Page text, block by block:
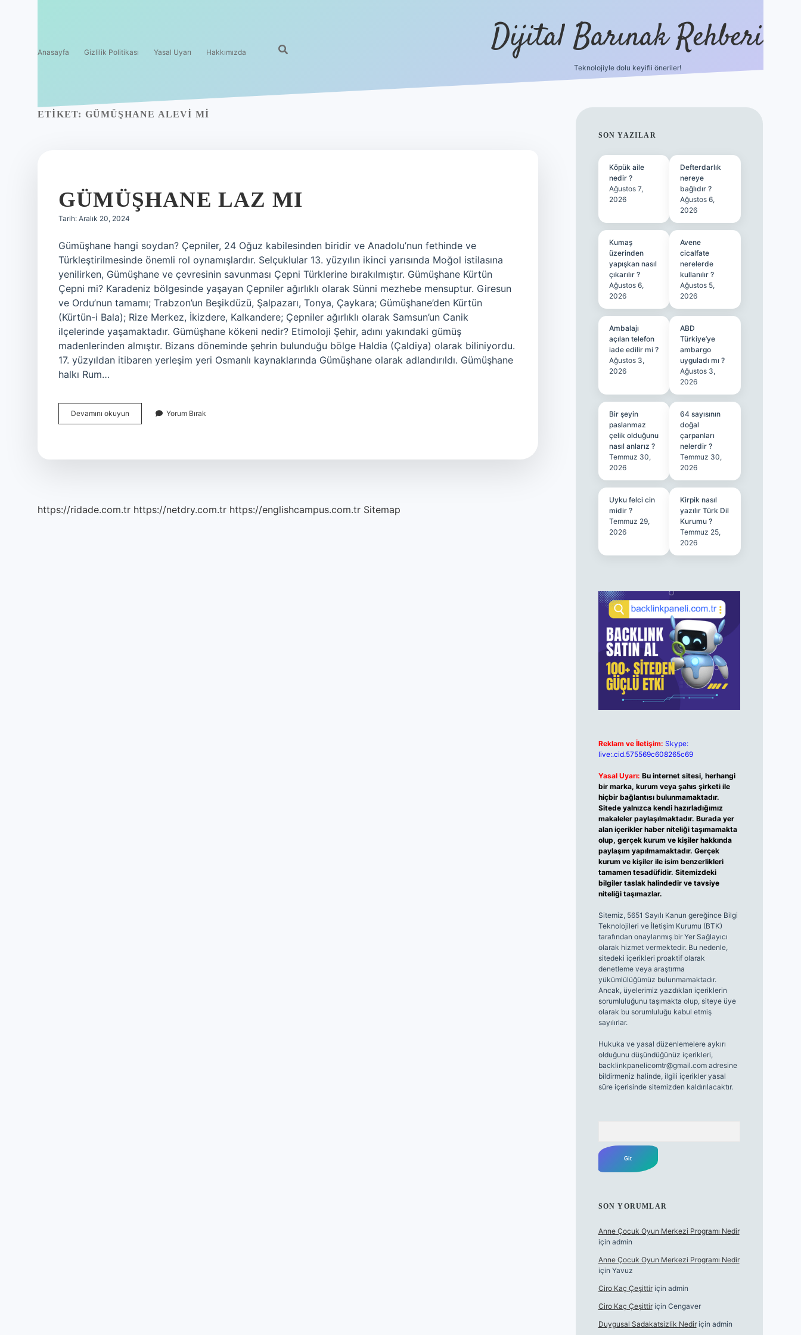
Anasayfa Gizlilik Politikası Yasal Uyarı Hakkımızda Dijital Barınak Rehberi
Teknolojiyle dolu keyifli öneriler!
ETIKET: GÜMÜŞHANE ALEVI MI
GÜMÜŞHANE LAZ MI
Tarih: Aralık 20, 2024
Gümüşhane hangi soydan? Çepniler, 24 Oğuz kabilesinden biridir ve Anadolu’nun fethinde ve
Türkleştirilmesinde önemli rol oynamışlardır. Selçuklular 13. yüzyılın ikinci yarısında Moğol istilasına
yenilirken, Gümüşhane ve çevresinin savunması Çepni Türklerine bırakılmıştır. Gümüşhane Kürtün
Çepni mi? Karadeniz bölgesinde yaşayan Çepniler ağırlıklı olarak Sünni mezhebe mensuptur. Giresun
ve Ordu’nun tamamı; Trabzon’un Beşikdüzü, Şalpazarı, Tonya, Çaykara; Gümüşhane’den Kürtün
(Kürtün-i Bala); Rize Merkez, İkizdere, Kalkandere; Çepniler ağırlıklı olarak Samsun’un Canik
ilçelerinde yaşamaktadır. Gümüşhane kökeni nedir? Etimoloji Şehir, adını yakındaki gümüş
madenlerinden almıştır. Bizans döneminde şehrin bulunduğu bölge Haldia (Çaldiya) olarak biliniyordu.
17. yüzyıldan itibaren yerleşim yeri Osmanlı kaynaklarında Gümüşhane olarak adlandırıldı. Gümüşhane
halkı Rum…
Devamını okuyun Gümüşhane
Laz
Yorum Bırak
https://ridade.com.tr https://netdry.com.tr https://englishcampus.com.tr Sitemap
SIDEBAR
SON YAZILAR
Köpük aile
nedir ?
Ağustos 7,
2026
Defterdarlık
nereye
bağlıdır ?
Ağustos 6,
2026
Kumaş
üzerinden
yapışkan nasıl
çıkarılır ?
Ağustos 6,
2026
Avene
cicalfate
nerelerde
kullanılır ?
Ağustos 5,
2026
Ambalajı
açılan telefon
iade edilir mi ?
Ağustos 3,
2026
ABD
Türkiye’ye
ambargo
uyguladı mı ?
Ağustos 3,
2026
Bir şeyin
paslanmaz
çelik olduğunu
nasıl anlarız ?
Temmuz 30,
2026
64 sayısının
doğal
çarpanları
nelerdir ?
Temmuz 30,
2026
Uyku felci cin
midir ?
Temmuz 29,
2026
Kirpik nasıl
yazılır Türk Dil
Kurumu ?
Temmuz 25,
2026
Reklam ve İletişim: Skype:
live:.cid.575569c608265c69
Yasal Uyarı: Bu internet sitesi, herhangi
bir marka, kurum veya şahıs şirketi ile
hiçbir bağlantısı bulunmamaktadır.
Sitede yalnızca kendi hazırladığımız
makaleler paylaşılmaktadır. Burada yer
alan içerikler haber niteliği taşımamakta
olup, gerçek kurum ve kişiler hakkında
paylaşım yapılmamaktadır. Gerçek
kurum ve kişiler ile isim benzerlikleri
tamamen tesadüfidir. Sitemizdeki
bilgiler taslak halindedir ve tavsiye
niteliği taşımazlar.
Sitemiz, 5651 Sayılı Kanun gereğince Bilgi
Teknolojileri ve İletişim Kurumu (BTK)
tarafından onaylanmış bir Yer Sağlayıcı
olarak hizmet vermektedir. Bu nedenle,
sitedeki içerikleri proaktif olarak
denetleme veya araştırma
yükümlülüğümüz bulunmamaktadır.
Ancak, üyelerimiz yazdıkları içeriklerin
sorumluluğunu taşımakta olup, siteye üye
olarak bu sorumluluğu kabul etmiş
sayılırlar.
Hukuka ve yasal düzenlemelere aykırı
olduğunu düşündüğünüz içerikleri,
backlinkpanelicomtr@gmail.comadresine
bildirmeniz halinde, ilgili içerikler yasal
süre içerisinde sitemizden kaldırılacaktır.
SON YORUMLAR
Anne Çocuk Oyun Merkezi Programı Nedir
için admin
Anne Çocuk Oyun Merkezi Programı Nedir
için Yavuz
Ciro Kaç Çeşittiriçin admin
Ciro Kaç Çeşittiriçin Cengaver
Duygusal Sadakatsizlik Nediriçin admin
hiltonbet